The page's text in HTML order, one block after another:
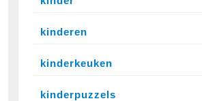
kinderen
kinderkeuken
kinderpuzzels